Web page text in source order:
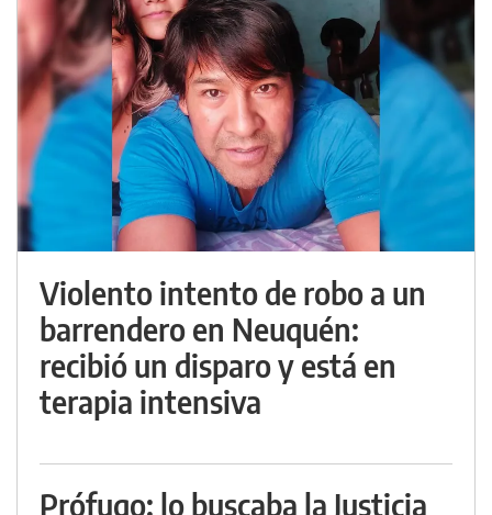
Violento intento de robo a un
barrendero en Neuquén:
recibió un disparo y está en
terapia intensiva
Prófugo: lo buscaba la Justicia